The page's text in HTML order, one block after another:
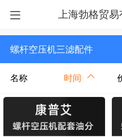
上海勃格贸
螺杆空压机三滤配件
名称 时间